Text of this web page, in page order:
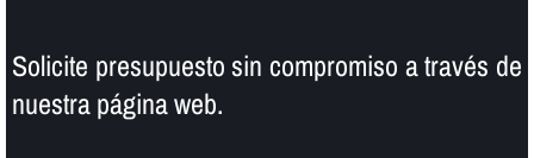
Solicite presupuesto sin compromiso a través de
nuestra página web.